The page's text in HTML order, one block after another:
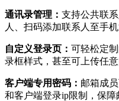
通讯录管理： 支持公共联
人、扫码添加联系人至手
自定义登录页： 可轻松定
录框样式，甚至可上传任
客户端专用密码： 邮箱成
和客户端登录ip限制，保障